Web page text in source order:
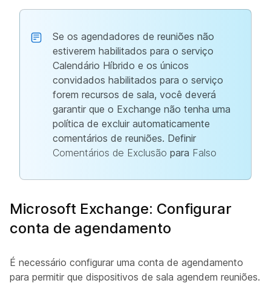
Se os agendadores de reuniões não
estiverem habilitados para o serviço
Calendário Híbrido e os únicos
convidados habilitados para o serviço
forem recursos de sala, você deverá
garantir que o Exchange não tenha uma
política de excluir automaticamente
comentários de reuniões. Definir
Comentários de Exclusão para Falso
Microsoft Exchange: Configurar
conta de agendamento
É necessário configurar uma conta de agendamento
para permitir que dispositivos de sala agendem reuniões.